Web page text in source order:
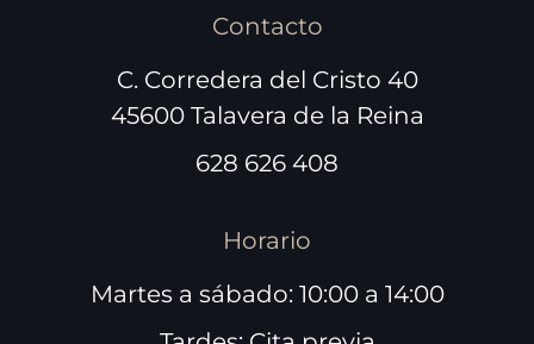
Contacto
C. Corredera del Cristo 40
45600 Talavera de la Reina
628 626 408
Horario
Martes a sábado: 10:00 a 14:00